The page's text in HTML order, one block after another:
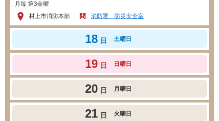
月毎 第3金曜
村上市消防本部
消防署 防災安全室
18 日 土曜日
19 日 日曜日
20 日 月曜日
21 日 火曜日